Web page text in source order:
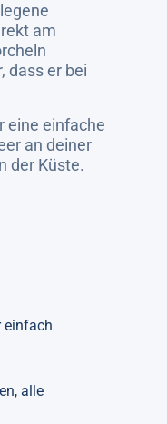
am
dass er bei
eine einfache
an deiner
der Küste.
einfach
alle